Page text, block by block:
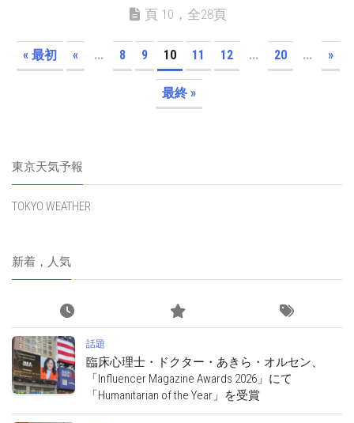
頁 10，全28頁
« 最初 « ... 8 9 10 11 12 ... 20 ... »
最終 »
東京天気予報
TOKYO WEATHER
新着，人気
話題
臨床心理士・ドクター・あきら・オルセン、
「Influencer Magazine Awards 2026」にて
「Humanitarian of the Year」を受賞